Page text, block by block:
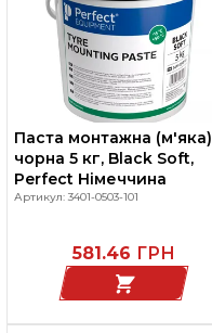
Паста монтажна (м'яка)
чорна 5 кг, Black Soft,
Perfect Німеччина
Артикул: 3401-0503-101
581.46 ГРН